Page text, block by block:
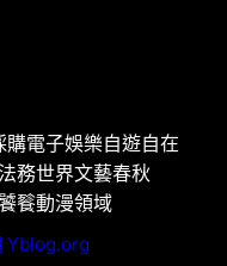
購電子娛樂自遊自在
務世界文藝春秋
餮動漫領域
Yblog.org